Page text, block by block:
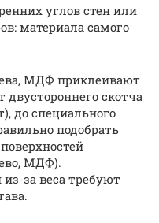
углов стен или
материала самого
МДФ приклеивают
двустороннего скотча
до специального
подобрать
МДФ).
за веса требуют